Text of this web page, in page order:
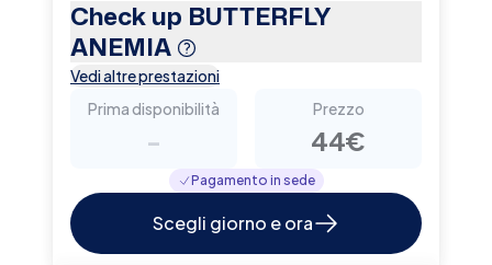
Check up BUTTERFLY
ANEMIA
Vedi altre prestazioni
Prima disponibilità
-
Prezzo
44€
Pagamento in sede
Scegli giorno e ora